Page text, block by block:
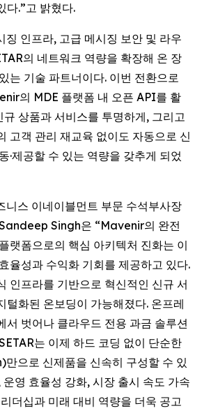
다.”고 밝혔다.
인프라, 고급 메시징 보안 및 라우
의 네트워크 역량을 확장해 온 장
는 기술 파트너이다. 이번 전환으로
의 MDE 플랫폼 내 오픈 API를 활
규 상품과 서비스를 투명하게, 그리고
고객 관리 재교육 없이도 자동으로 신
·제공할 수 있는 역량을 갖추게 되었
스 이네이블먼트 부문 수석부사장
Singh은 “Mavenir의 완전
랫폼으로의 핵심 아키텍처 진화는 이
율성과 수익화 기회를 제공하고 있다.
인프라를 기반으로 혁신적인 신규 서
털화된 온보딩이 가능해졌다. 온프레
서 벗어나 클라우드 전용 과금 솔루션
는 이제 하드 코딩 없이 단순한
으로 신제품을 신속히 구성할 수 있
영 효율성 강화, 시장 출시 속도 가속
더십과 미래 대비 역량을 더욱 공고